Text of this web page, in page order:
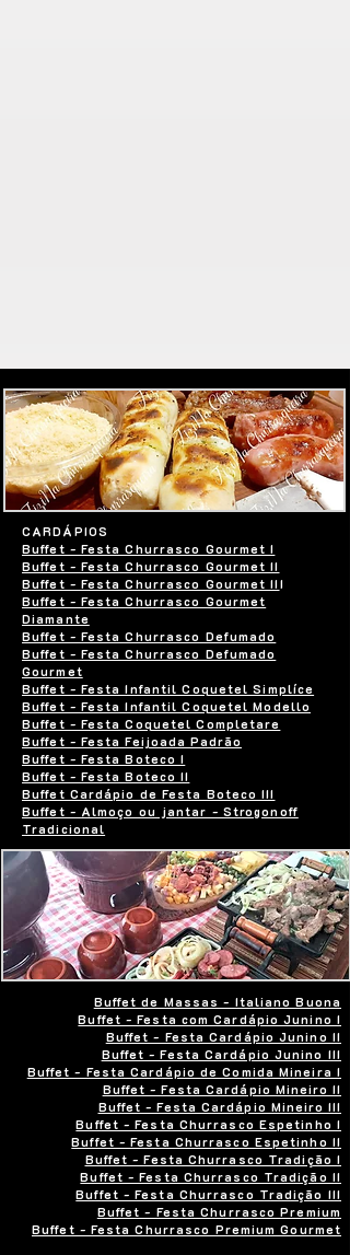
CARDÁPIOS
Buffet - Festa Churrasco Gourmet I
Buffet - Festa Churrasco Gourmet II
Buffet - Festa Churrasco Gourmet III
Buffet - Festa Churrasco Gourmet
Diamante
Buffet - Festa Churrasco Defumado
Buffet - Festa Churrasco Defumado
Gourmet
Buffet - Festa Infantil Coquetel Simplíce
Buffet - Festa Infantil Coquetel Modello
Buffet - Festa Coquetel Completare
Buffet - Festa Feijoada Padrão
Buffet - Festa Boteco I
Buffet - Festa Boteco II
Buffet Cardápio de Festa Boteco III
Buffet - Almoço ou jantar - Strogonoff
Tradicional
Buffet de Massas - Italiano Buona
Buffet - Festa com Cardápio Junino I
Buffet - Festa Cardápio Junino II
Buffet - Festa Cardápio Junino III
Buffet - Festa Cardápio de Comida Mineira I
Buffet - Festa Cardápio Mineiro II
Buffet - Festa Cardápio Mineiro III
Buffet - Festa Churrasco Espetinho I
Buffet - Festa Churrasco Espetinho II
Buffet - Festa Churrasco Tradição I
Buffet - Festa Churrasco Tradição II
Buffet - Festa Churrasco Tradição III
Buffet - Festa Churrasco Premium
Buffet - Festa Churrasco Premium Gourmet